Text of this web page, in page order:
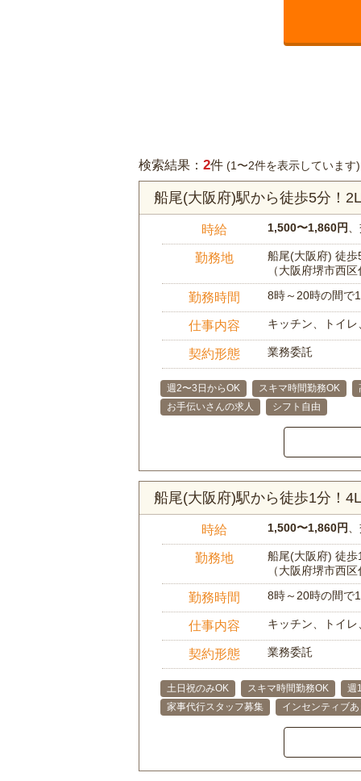
検索結果： 2件 (1〜2件を表示しています)
船尾(大阪府)駅から徒歩5分！
時給 1,500〜1,860円
勤務地
船尾(大阪府) 徒歩
（大阪府堺市西区
勤務時間 8時～20時の間で
仕事内容 キッチン、トイ
契約形態 業務委託
週2〜3日からOK スキマ時間勤務OK
お手伝いさんの求人
シフト自由
船尾(大阪府)駅から徒歩1分！
時給 1,500〜1,860円
勤務地
船尾(大阪府) 徒歩
（大阪府堺市西区
勤務時間 8時～20時の間で
仕事内容 キッチン、トイ
契約形態 業務委託
土日祝のみOK スキマ時間勤務OK 週
家事代行スタッフ募集
インセンティブあ